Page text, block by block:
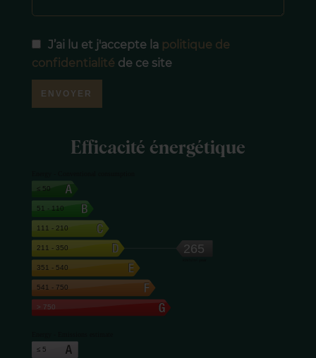
J’ai lu et j'accepte la politique de
confidentialité de ce site
ENVOYER
Efficacité énergétique